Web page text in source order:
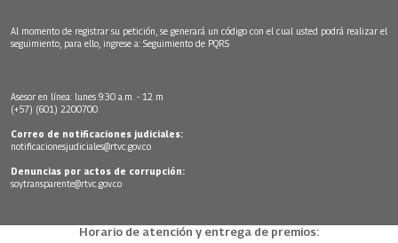
Al momento de registrar su petición, se generará un código con el cual usted podrá realizar el
seguimiento, para ello, ingrese a: Seguimiento de PQRS
Asesor en línea: lunes 9:30 a.m. - 12 m
(+57) (601) 2200700
Correo de notificaciones judiciales:
notificacionesjudiciales@rtvc.gov.co
Denuncias por actos de corrupción:
soytransparente@rtvc.gov.co
Horario de atención y entrega de premios: